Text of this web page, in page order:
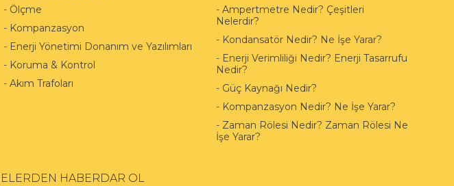
- Ölçme
- Kompanzasyon
- Enerji Yönetimi Donanım ve Yazılımları
- Koruma & Kontrol
- Akım Trafoları
- Ampertmetre Nedir? Çeşitleri
Nelerdir?
- Kondansatör Nedir? Ne İşe Yarar?
- Enerji Verimliliği Nedir? Enerji Tasarrufu
Nedir?
- Güç Kaynağı Nedir?
- Kompanzasyon Nedir? Ne İşe Yarar?
- Zaman Rölesi Nedir? Zaman Rölesi Ne
İşe Yarar?
HABERDAR OL